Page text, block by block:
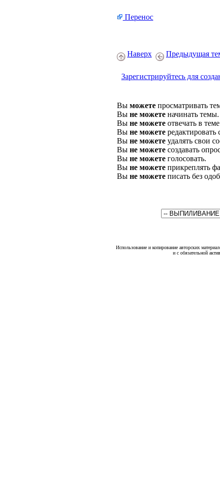
Перенос
Наверх Предыдущая
Зарегистрируйтесь для
Вы можете просматривать
Вы не можете начинать темы.
Вы не можете отвечать в
Вы не можете
Вы не можете удалять свои
Вы не можете создавать
Вы не можете голосовать.
Вы не можете прикреплять
Вы не можете писать без
Использование и копирование авторских
и с обязательной